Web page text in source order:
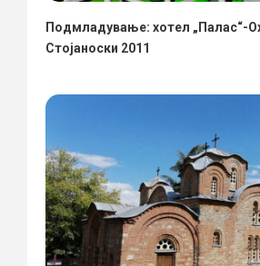
Подмладување: хотел „Палас“-
Стојаноски 2011